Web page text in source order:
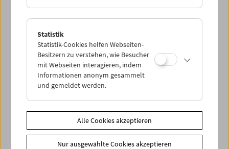
Collection on Screen: Lav Diaz – Teil 5
Statistik
Statistik-Cookies helfen Webseiten-
Besitzern zu verstehen, wie Besucher
mit Webseiten interagieren, indem
Informationen anonym gesammelt
und gemeldet werden.
Alle Cookies akzeptieren
Nur ausgewählte Cookies akzeptieren